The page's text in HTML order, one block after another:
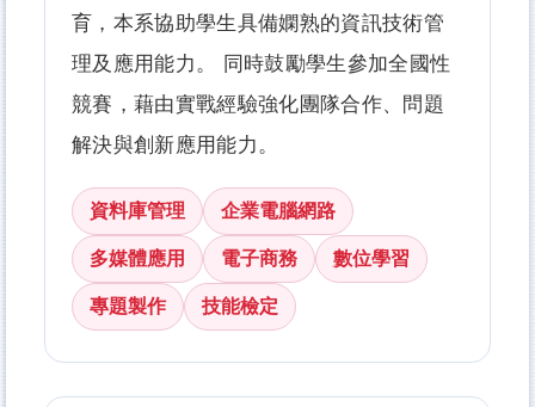
育，本系協助學生具備嫻熟的資訊技術管
理及應用能力。 同時鼓勵學生參加全國性
競賽，藉由實戰經驗強化團隊合作、問題
解決與創新應用能力。
資料庫管理 企業電腦網路
多媒體應用 電子商務 數位學習
專題製作 技能檢定